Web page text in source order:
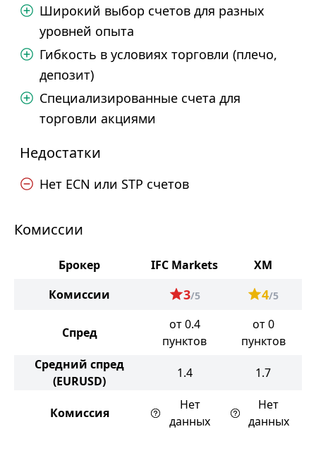
Широкий выбор счетов для разных
уровней опыта
Гибкость в условиях торговли (плечо,
депозит)
Специализированные счета для
торговли акциями
Недостатки
Нет ECN или STP счетов
Комиссии
Брокер IFC Markets
XM
Комиссии
3/5 4/5
Спред
от 0.4
пунктов
от 0
пунктов
Средний спред
(EURUSD)
1.4 1.7
Комиссия
Нет
данных
Нет
данных